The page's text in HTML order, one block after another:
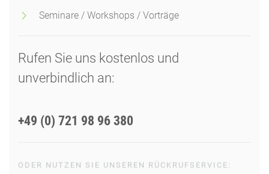
Seminare / Workshops / Vorträge
Rufen Sie uns kostenlos und
unverbindlich an:
+49 (0) 721 98 96 380
ODER NUTZEN SIE UNSEREN RÜCKRUFSERVICE: